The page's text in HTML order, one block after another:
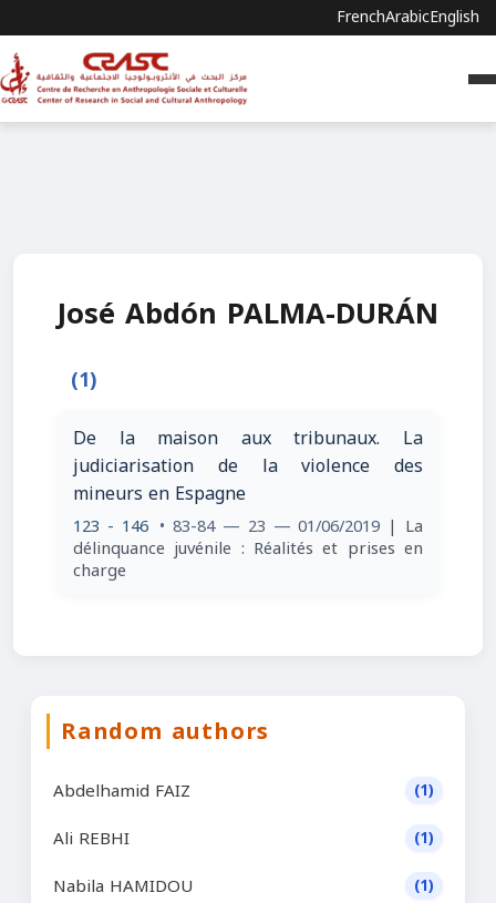
FrenchArabicEnglish
José Abdón PALMA-DURÁN
(1)
De la maison aux tribunaux. La
judiciarisation de la violence des
mineurs en Espagne
123 - 146 • 83-84 — 23 — 01/06/2019 | La
délinquance juvénile : Réalités et prises en
charge
Random authors
Abdelhamid FAIZ (1)
Ali REBHI (1)
Nabila HAMIDOU (1)